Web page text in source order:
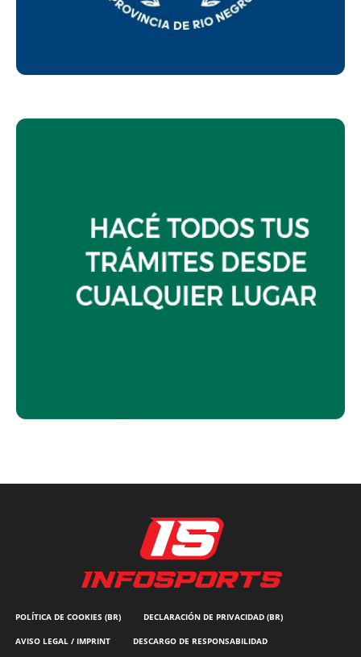
POLÍTICA DE COOKIES (BR) DECLARACIÓN DE PRIVACIDAD (BR)
AVISO LEGAL / IMPRINT DESCARGO DE RESPONSABILIDAD